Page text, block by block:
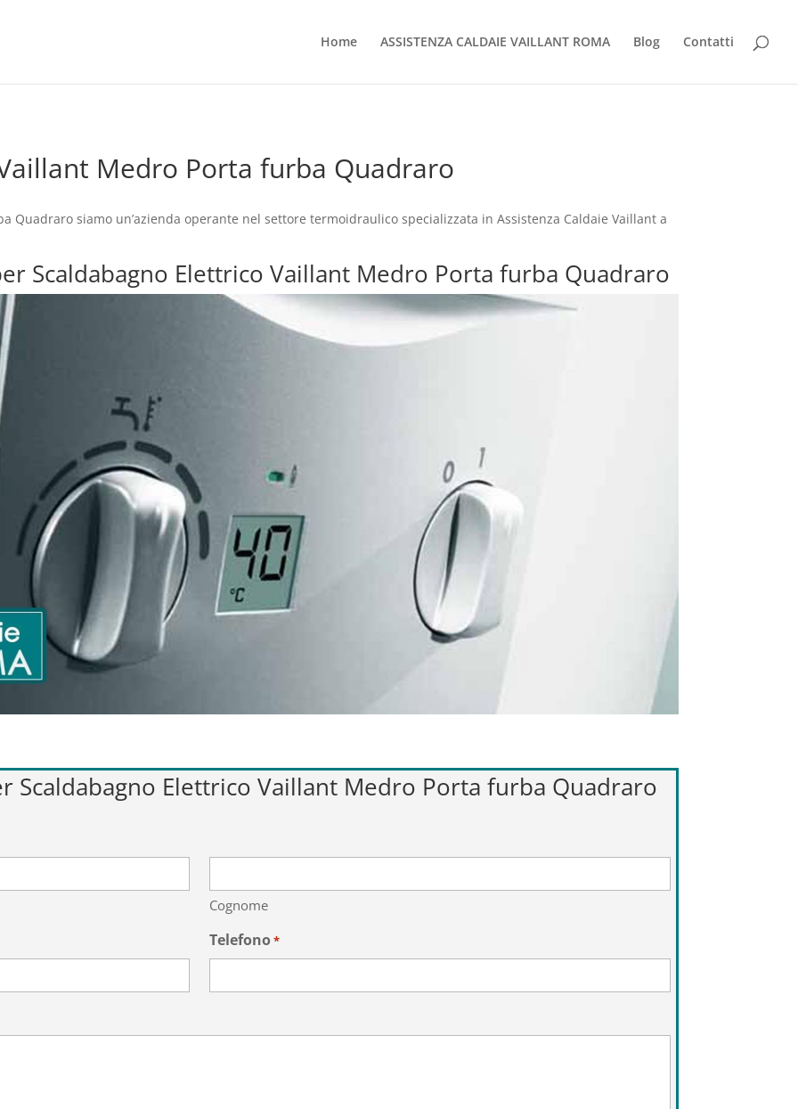
Home ASSISTENZA CALDAIE VAILLANT ROMA Blog Contatti
Medro Porta furba Quadraro
Quadraro siamo un’azienda operante nel settore termoidraulico specializzata in Assistenza Caldaie Vaillant a
Scaldabagno Elettrico Vaillant Medro Porta furba Quadraro
Scaldabagno Elettrico Vaillant Medro Porta furba Quadraro
Cognome
Telefono*